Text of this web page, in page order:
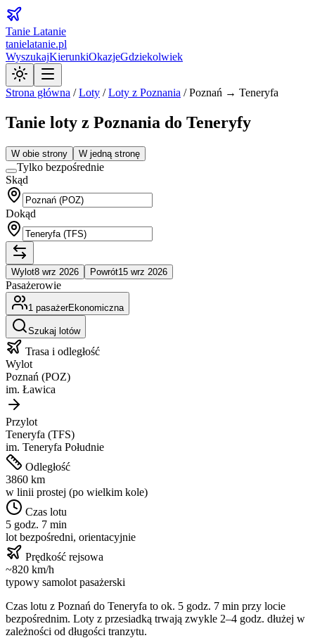
Tanie Latanie
tanielatanie.pl
WyszukajKierunkiOkazjeGdziekolwiek
Strona główna /Loty /Loty z Poznania /Poznań → Teneryfa
Tanie loty z Poznania do Teneryfy
W obie strony W jedną stronę
Tylko bezpośrednie
Skąd
Dokąd
Wylot8 wrz 2026 Powrót15 wrz 2026
Pasażerowie
1 pasażerEkonomiczna
Szukaj lotów
Trasa i odległość
Wylot
Poznań (POZ)
im. Ławica
Przylot
Teneryfa (TFS)
im. Teneryfa Południe
Odległość
3860 km
w linii prostej (po wielkim kole)
Czas lotu
5 godz. 7 min
lot bezpośredni, orientacyjnie
Prędkość rejsowa
~820 km/h
typowy samolot pasażerski
Czas lotu z Poznań do Teneryfa to ok. 5 godz. 7 min przy locie
bezpośrednim. Loty z przesiadką trwają zwykle 2–4 godz. dłużej w
zależności od długości tranzytu.